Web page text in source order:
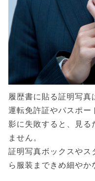
履歴書に貼る証明写真
運転免許証やパスポー
影に失敗すると、見る
ません。
証明写真ボックスやス
ら服装まできめ細やか